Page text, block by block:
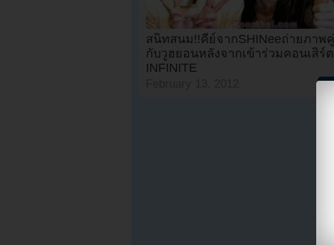
สนิทสนม!!คีย์จากSHINeeถ่ายภาพคู่
กับวูฮยอนหลังจากเข้าร่วมคอนเสิร์ต
INFINITE
0